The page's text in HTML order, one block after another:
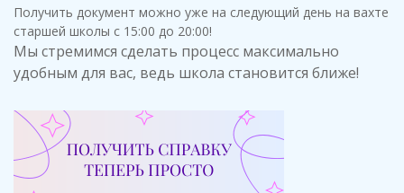
Получить документ можно уже на следующий день на вахте
старшей школы с 15:00 до 20:00!
Мы стремимся сделать процесс максимально
удобным для вас, ведь школа становится ближе!